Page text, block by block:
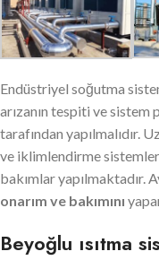
Endüstriyel soğutma
arızanın tespiti ve
tarafından yapılmalıdır.
ve iklimlendirme
bakımlar yapılmaktadır.
onarım ve bakımını
Beyoğlu ısıtma